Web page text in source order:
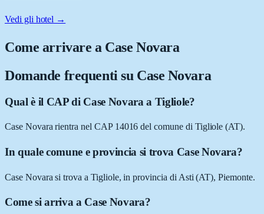
Vedi gli hotel →
Come arrivare a Case Novara
Domande frequenti su Case Novara
Qual è il CAP di Case Novara a Tigliole?
Case Novara rientra nel CAP 14016 del comune di Tigliole (AT).
In quale comune e provincia si trova Case Novara?
Case Novara si trova a Tigliole, in provincia di Asti (AT), Piemonte.
Come si arriva a Case Novara?